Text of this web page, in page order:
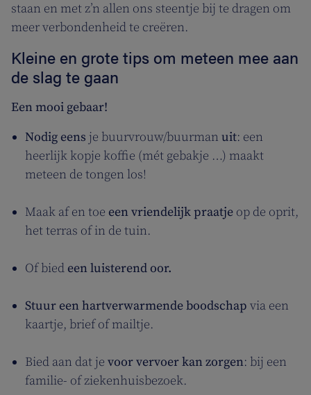
staan en met z’n allen ons steentje bij te dragen om
meer verbondenheid te creëren.
Kleine en grote tips om meteen mee aan
de slag te gaan
Een mooi gebaar!
Nodig eens je buurvrouw/buurman uit: een
heerlijk kopje koffie (mét gebakje …) maakt
meteen de tongen los!
Maak af en toe een vriendelijk praatje op de oprit,
het terras of in de tuin.
Of bied een luisterend oor.
Stuur een hartverwarmende boodschap via een
kaartje, brief of mailtje.
Bied aan dat je voor vervoer kan zorgen: bij een
familie- of ziekenhuisbezoek.